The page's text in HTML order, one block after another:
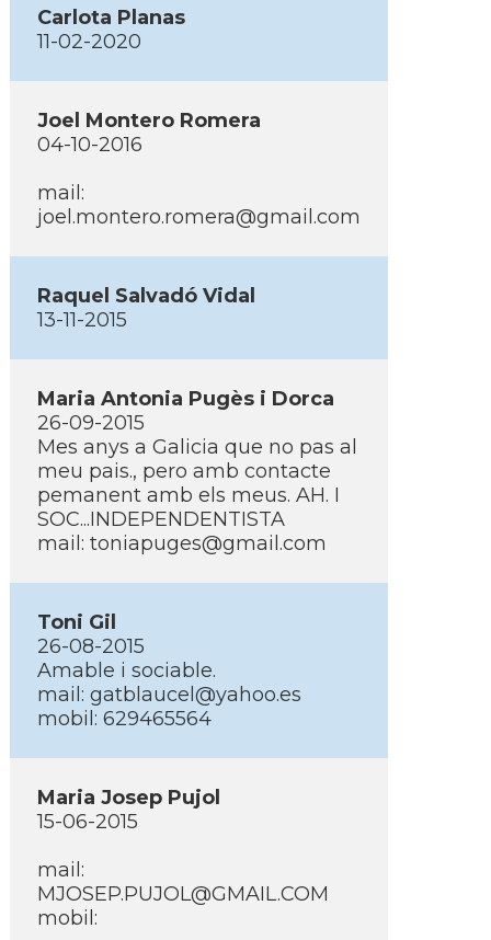
Carlota Planas
11-02-2020
Joel Montero Romera
04-10-2016
mail:
joel.montero.romera@gmail.com
Raquel Salvadó Vidal
13-11-2015
Maria Antonia Pugès i Dorca
26-09-2015
Mes anys a Galicia que no pas al
meu pais., pero amb contacte
pemanent amb els meus. AH. I
SOC...INDEPENDENTISTA
mail: toniapuges@gmail.com
Toni Gil
26-08-2015
Amable i sociable.
mail: gatblaucel@yahoo.es
mobil: 629465564
Maria Josep Pujol
15-06-2015
mail:
MJOSEP.PUJOL@GMAIL.COM
mobil: